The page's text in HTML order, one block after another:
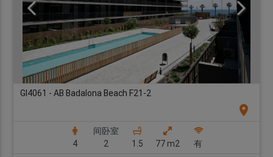
GI4061 - AB Badalona Beach F21-2
location_on
4
间卧室
2
1.5 77 m2
有